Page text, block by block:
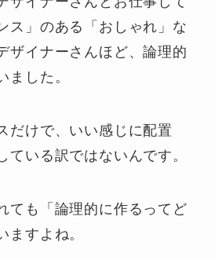
ス」のある「おしゃれ」な
ザイナーさんほど、論理的
ました。
だけで、いい感じに配置
ている訳ではないんです。
ても「論理的に作るってど
ますよね。